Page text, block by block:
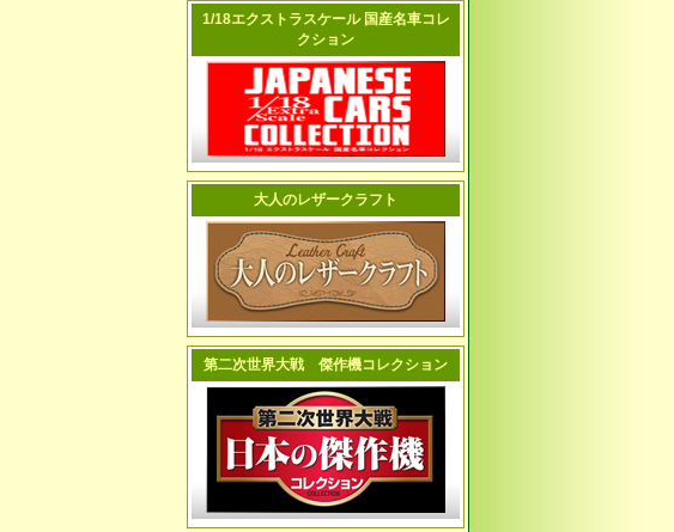
1/18エクストラスケール 国産名車コレ
クション
大人のレザークラフト
第二次世界大戦 傑作機コレクション